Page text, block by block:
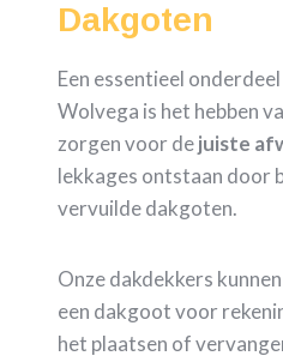
Dakgoten
Een essentieel
Wolvega is het hebben
zorgen voor dejuiste
lekkages ontstaan door
vervuilde dakgoten.
Onze dakdekkers
een dakgoot voor
het plaatsen of